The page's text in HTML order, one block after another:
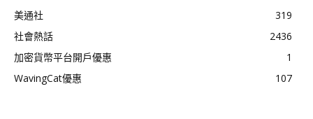
美通社
319
社會熱話
2436
加密貨幣平台開戶優惠
1
WavingCat優惠
107